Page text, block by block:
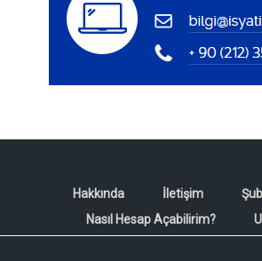
Hakkında İletişim
Nasıl Hesap Açabilirim?